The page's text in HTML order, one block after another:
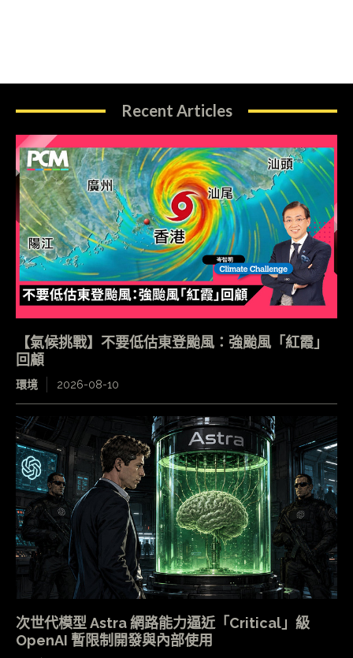
Recent Articles
【氣候挑戰】不要低估東登颱風：強颱風「紅霞」
回顧
環境 2026-08-10
次世代模型 Astra 網路能力逼近「Critical」級
OpenAI 暫限制開發與內部使用